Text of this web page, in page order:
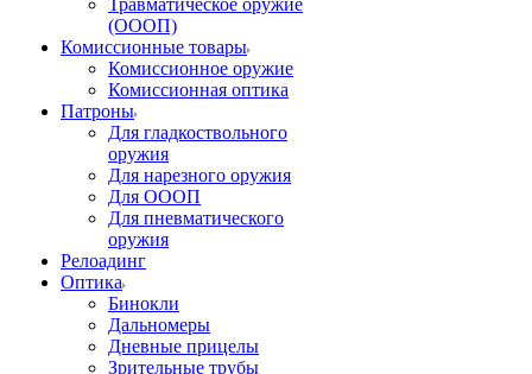
Травматическое оружие
(ОООП)
Комиссионные товары
Комиссионное оружие
Комиссионная оптика
Патроны
Для гладкоствольного
оружия
Для нарезного оружия
Для ОООП
Для пневматического
оружия
Релоадинг
Оптика
Бинокли
Дальномеры
Дневные прицелы
Зрительные трубы